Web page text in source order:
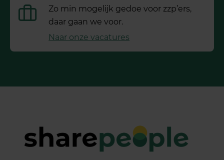
Zo min mogelijk gedoe voor ­zzp’ers,
daar gaan we voor.
Naar onze vacatures